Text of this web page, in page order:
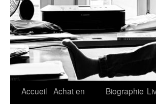
Accueil Achat en
Biographie